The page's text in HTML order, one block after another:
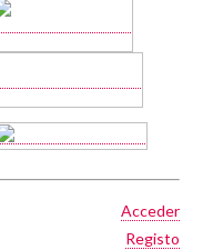
Acceder
Registo